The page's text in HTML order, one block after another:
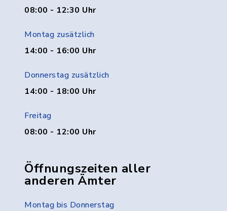
08:00 - 12:30 Uhr
Montag zusätzlich
14:00 - 16:00 Uhr
Donnerstag zusätzlich
14:00 - 18:00 Uhr
Freitag
08:00 - 12:00 Uhr
Öffnungszeiten aller
anderen Ämter
Montag bis Donnerstag